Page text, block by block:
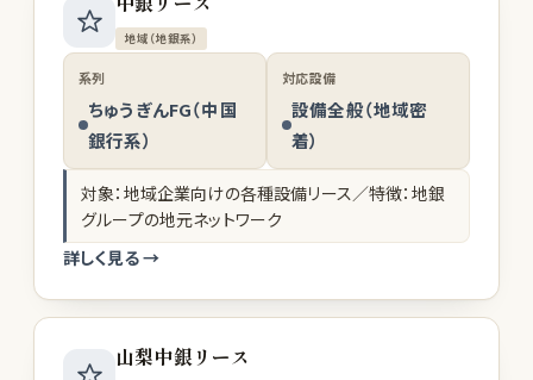
地域（地銀系）
系列
ちゅうぎんFG（中国
銀行系）
対応設備
設備全般（地域密
着）
対象：地域企業向けの各種設備リース／特徴：地銀
グループの地元ネットワーク
詳しく見る →
山梨中銀リース